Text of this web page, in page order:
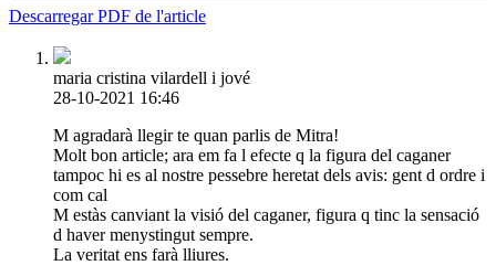
Descarregar PDF de l'article
maria cristina vilardell i jové
28-10-2021 16:46
M agradarà llegir te quan parlis de Mitra!
Molt bon article; ara em fa l efecte q la figura del caganer
tampoc hi es al nostre pessebre heretat dels avis: gent d ordre i
com cal
M estàs canviant la visió del caganer, figura q tinc la sensació
d haver menystingut sempre.
La veritat ens farà lliures.